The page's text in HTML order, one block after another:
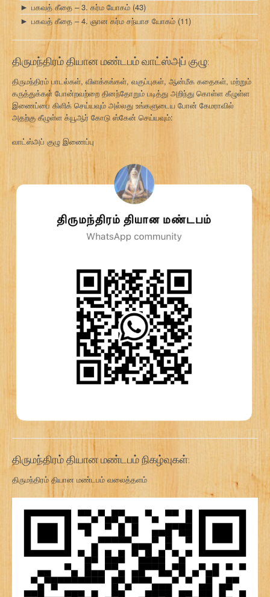
► பகவத் கீதை – 3. கர்ம யோகம் (43)
► பகவத் கீதை – 4. ஞான கர்ம சந்யாச யோகம் (11)
திருமந்திரம் தியான மண்டபம் வாட்ஸ்அப் குழு:
திருமந்திரம் பாடல்கள், விளக்கங்கள், வகுப்புகள், ஆன்மீக கதைகள், மற்றும்
கருத்துக்கள் போன்றவற்றை தினந்தோறும் படித்து அறிந்து கொள்ள கீழுள்ள
இணைப்பை கிளிக் செய்யவும் அல்லது உங்களுடைய போன் கேமராவில்
அதற்கு கீழுள்ள க்யூஆர் கோடு ஸ்கேன் செய்யவும்:
வாட்ஸ்அப் குழு இணைப்பு
திருமந்திரம் தியான மண்டபம் நிகழ்வுகள்:
திருமந்திரம் தியான மண்டபம் வலைத்தளம்